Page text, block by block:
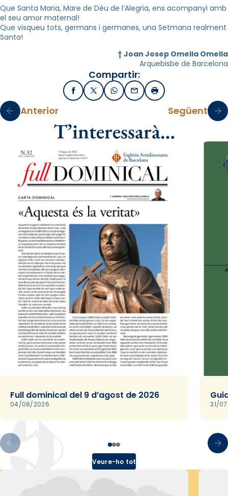
Que Santa Maria, Mare de Déu de l’Alegria, ens acompanyi amb
el seu amor maternal!
Que visqueu tots, germans i germanes, una Setmana realment
Santa!
† Joan Josep Omella Omella
Arquebisbe de Barcelona
Compartir:
FacebookX / TwitterWhatsApp
EmailImprimir
Anterior Següent
T’interessarà…
Full dominical del 9 d’agost de 2026
04/08/2026 31/
Veure-ho tot